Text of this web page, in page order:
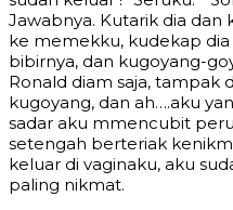
Jawabnya. Kutarik dia
ke memekku, kudekap
bibirnya, dan kugoyang-
Ronald diam saja, tampak
kugoyang, dan ah….aku
sadar aku mmencubit
setengah berteriak
keluar di vaginaku, aku
paling nikmat.